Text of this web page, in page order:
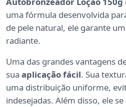
uma fórmula desenvolvida
de pele natural, ele garante
radiante.
Uma das grandes vantagens
sua aplicação fácil. Sua
uma distribuição uniforme,
indesejadas. Além disso, ele